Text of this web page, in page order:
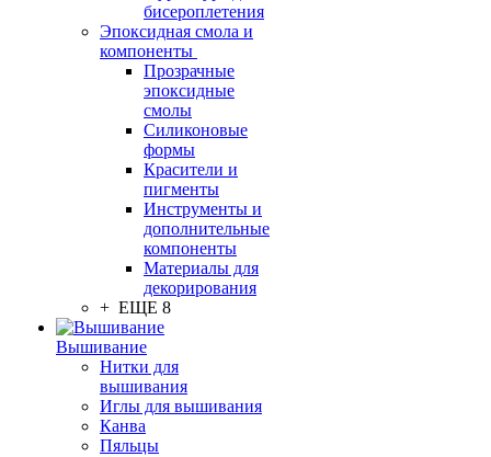
бисероплетения
Эпоксидная смола и
компоненты
Прозрачные
эпоксидные
смолы
Силиконовые
формы
Красители и
пигменты
Инструменты и
дополнительные
компоненты
Материалы для
декорирования
+ ЕЩЕ 8
Вышивание
Нитки для
вышивания
Иглы для вышивания
Канва
Пяльцы